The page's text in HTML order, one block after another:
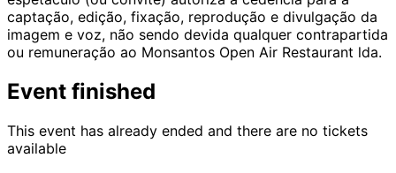
captação, edição, fixação, reprodução e divulgação da
imagem e voz, não sendo devida qualquer contrapartida
ou remuneração ao Monsantos Open Air Restaurant lda.
Event finished
This event has already ended and there are no tickets
available